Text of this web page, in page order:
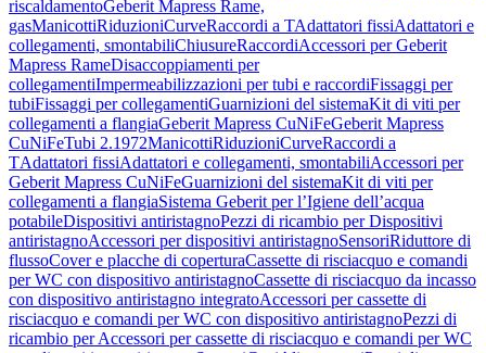
riscaldamentoGeberit Mapress Rame,
gasManicottiRiduzioniCurveRaccordi a TAdattatori fissiAdattatori e
collegamenti, smontabiliChiusureRaccordiAccessori per Geberit
Mapress RameDisaccoppiamenti per
collegamentiImpermeabilizzazioni per tubi e raccordiFissaggi per
tubiFissaggi per collegamentiGuarnizioni del sistemaKit di viti per
collegamenti a flangiaGeberit Mapress CuNiFeGeberit Mapress
CuNiFeTubi 2.1972ManicottiRiduzioniCurveRaccordi a
TAdattatori fissiAdattatori e collegamenti, smontabiliAccessori per
Geberit Mapress CuNiFeGuarnizioni del sistemaKit di viti per
collegamenti a flangiaSistema Geberit per l’Igiene dell’acqua
potabileDispositivi antiristagnoPezzi di ricambio per Dispositivi
antiristagnoAccessori per dispositivi antiristagnoSensoriRiduttore di
flussoCover e placche di coperturaCassette di risciacquo e comandi
per WC con dispositivo antiristagnoCassette di risciacquo da incasso
con dispositivo antiristagno integratoAccessori per cassette di
risciacquo e comandi per WC con dispositivo antiristagnoPezzi di
ricambio per Accessori per cassette di risciacquo e comandi per WC